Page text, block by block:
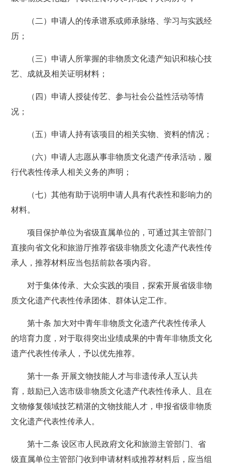
（二）申请人的传承谱系或师承脉络、学习与实践经
历；
（三）申请人所掌握的非物质文化遗产知识和核心技
艺、成就及相关证明材料；
（四）申请人授徒传艺、参与社会公益性活动等情
况；
（五）申请人持有该项目的相关实物、资料的情况；
（六）申请人志愿从事非物质文化遗产传承活动，履
行代表性传承人相关义务的声明；
（七）其他有助于说明申请人具有代表性和影响力的
材料。
项目保护单位为省级直属单位的，可通过其主管部门
直接向省文化和旅游厅推荐省级非物质文化遗产代表性传
承人，推荐材料应当包括前款各项内容。
对于集体传承、大众实践的项目，探索开展省级非物
质文化遗产代表性传承团体、群体认定工作。
第十条 加大对中青年非物质文化遗产代表性传承人
的培育力度，对于取得突出业绩成果的中青年非物质文化
遗产代表性传承人，予以优先推荐。
第十一条 开展文物技能人才与非遗传承人互认共
育，鼓励已入选市级非物质文化遗产代表性传承人、且在
文物修复领域技艺精湛的文物技能人才，申报省级非物质
文化遗产代表性传承人。
第十二条 设区市人民政府文化和旅游主管部门、省
级直属单位主管部门收到申请材料或推荐材料后，应当组